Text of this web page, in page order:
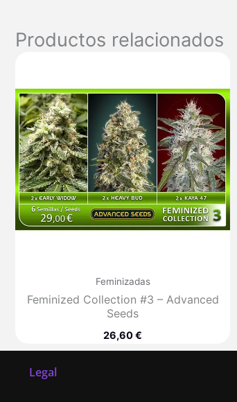
Productos relacionados
Feminizadas
Feminized Collection #3 – Advanced
Seeds
26,60€
Legal